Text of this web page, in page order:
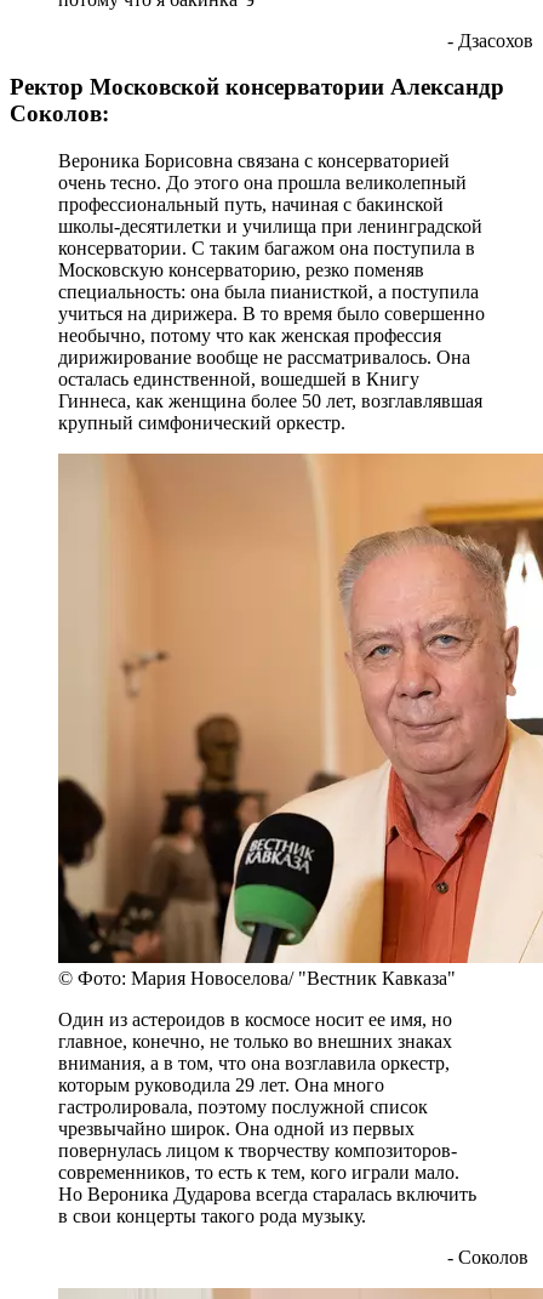
- Дзасохов
Ректор Московской консерватории Александр
Соколов:
Вероника Борисовна связана с консерваторией
очень тесно. До этого она прошла великолепный
профессиональный путь, начиная с бакинской
школы-десятилетки и училища при ленинградской
консерватории. С таким багажом она поступила в
Московскую консерваторию, резко поменяв
специальность: она была пианисткой, а поступила
учиться на дирижера. В то время было совершенно
необычно, потому что как женская профессия
дирижирование вообще не рассматривалось. Она
осталась единственной, вошедшей в Книгу
Гиннеса, как женщина более 50 лет, возглавлявшая
крупный симфонический оркестр.
© Фото: Мария Новоселова/ "Вестник Кавказа"
Один из астероидов в космосе носит ее имя, но
главное, конечно, не только во внешних знаках
внимания, а в том, что она возглавила оркестр,
которым руководила 29 лет. Она много
гастролировала, поэтому послужной список
чрезвычайно широк. Она одной из первых
повернулась лицом к творчеству композиторов-
современников, то есть к тем, кого играли мало.
Но Вероника Дударова всегда старалась включить
в свои концерты такого рода музыку.
- Соколов